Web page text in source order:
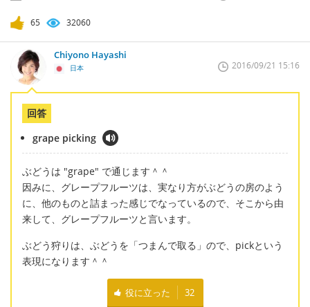
65 32060
Chiyono Hayashi
日本 2016/09/21 15:16
回答
grape picking
ぶどうは "grape" で通じます＾＾
因みに、グレープフルーツは、実なり方がぶどうの房のよう
に、他のものと詰まった感じでなっているので、そこから由
来して、グレープフルーツと言います。
ぶどう狩りは、ぶどうを「つまんで取る」ので、pickという
表現になります＾＾
役に立った 32